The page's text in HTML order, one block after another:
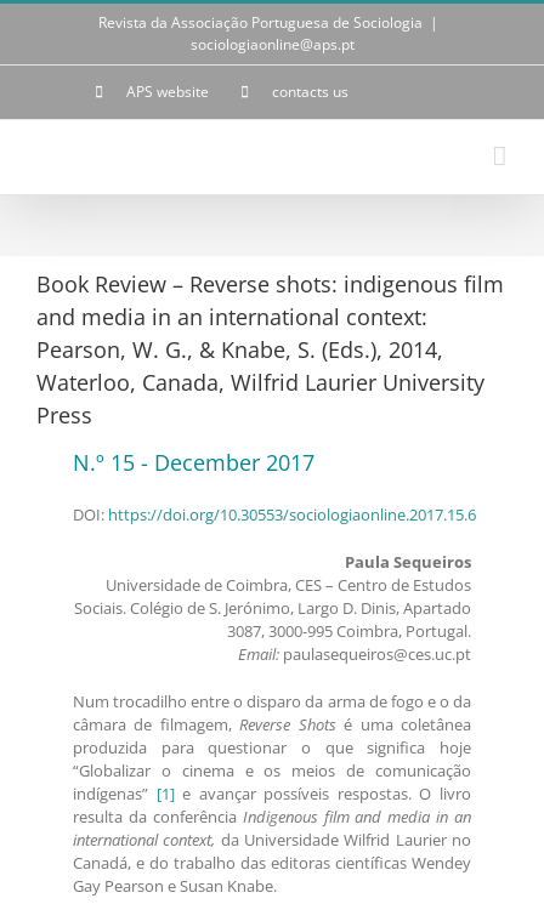
Skip
Revista da Associação Portuguesa de Sociologia |
sociologiaonline@aps.pt
APS website contacts us
Book Review – Reverse shots: indigenous film
and media in an international context:
Pearson, W. G., & Knabe, S. (Eds.), 2014,
Waterloo, Canada, Wilfrid Laurier University
Press
N.º 15 - December 2017
DOI: https://doi.org/10.30553/sociologiaonline.2017.15.6
Paula Sequeiros
Universidade de Coimbra, CES – Centro de Estudos
Sociais. Colégio de S. Jerónimo, Largo D. Dinis, Apartado
3087, 3000-995 Coimbra, Portugal.
Email: paulasequeiros@ces.uc.pt
Num trocadilho entre o disparo da arma de fogo e o da
câmara de filmagem,Reverse Shots é uma coletânea
produzida para questionar o que significa hoje
“Globalizar o cinema e os meios de comunicação
indígenas” [1]e avançar possíveis respostas. O livro
resulta da conferência Indigenous film and media in an
international context, da Universidade Wilfrid Laurier no
Canadá, e do trabalho das editoras científicas Wendey
Gay Pearson e Susan Knabe.